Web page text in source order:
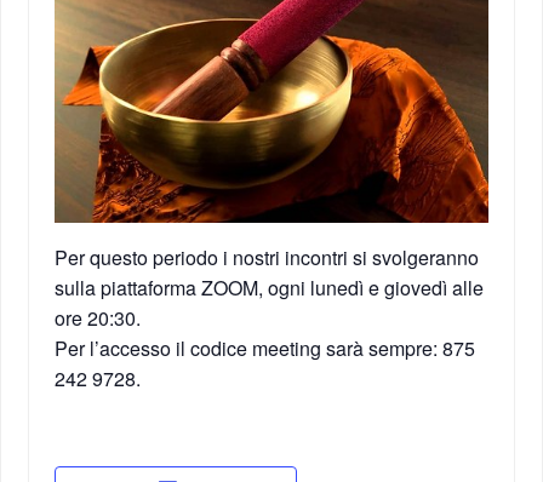
Per questo periodo i nostri incontri si svolgeranno
sulla piattaforma ZOOM, ogni lunedì e giovedì alle
ore 20:30.
Per l’accesso il codice meeting sarà sempre: 875
242 9728.